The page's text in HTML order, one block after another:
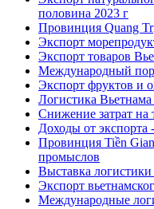
половина 2023 г
Провинция Quang
Экспорт
Экспорт товаров
Международный
Экспорт фруктов и
Логистика
Снижение затрат
Доходы от экспорта
Провинция Tiền
промыслов
Выставка
Экспорт
Международные